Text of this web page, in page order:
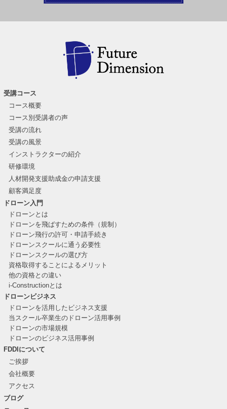
受講コース
コース概要
コース別受講者の声
受講の流れ
受講の風景
インストラクターの紹介
研修環境
人材開発支援助成金の申請支援
顧客満足度
ドローン入門
ドローンとは
ドローンを飛ばすための条件（規制）
ドローン飛行の許可・申請手続き
ドローンスクールに通う必要性
ドローンスクールの選び方
資格取得することによるメリット
他の資格との違い
i-Constructionとは
ドローンビジネス
ドローンを活用したビジネス支援
当スクール卒業生のドローン活用事例
ドローンの市場規模
ドローンのビジネス活用事例
FDDIについて
ご挨拶
会社概要
アクセス
ブログ